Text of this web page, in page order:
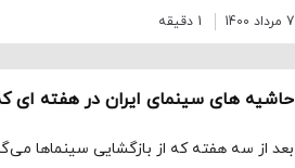
7 مرداد 1400 1 دقیقه
حاشیه های سینمای ایران در هفته
بعد از سه هفته که از بازگشایی سینماها